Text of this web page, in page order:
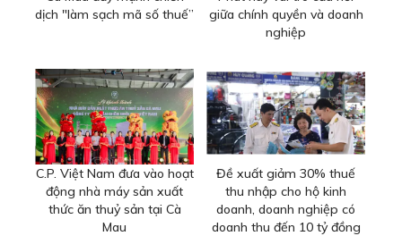
dịch "làm sạch mã số thuế”
giữa chính quyền và doanh
nghiệp
C.P. Việt Nam đưa vào hoạt
động nhà máy sản xuất
thức ăn thuỷ sản tại Cà
Mau
Đề xuất giảm 30% thuế
thu nhập cho hộ kinh
doanh, doanh nghiệp có
doanh thu đến 10 tỷ đồng